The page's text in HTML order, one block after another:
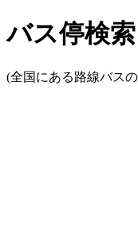
バス停検索
(全国にある路線バス